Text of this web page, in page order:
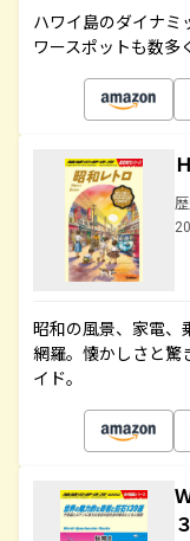
ハワイ島のダイナミ
ワースポットも数多
昭和の風景、家電、
網羅。懐かしさと驚
イド。